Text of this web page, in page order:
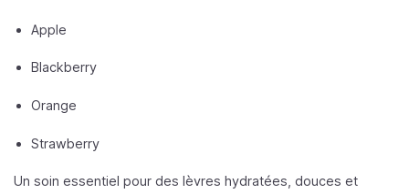
Apple
Blackberry
Orange
Strawberry
Un soin essentiel pour des lèvres hydratées, douces et